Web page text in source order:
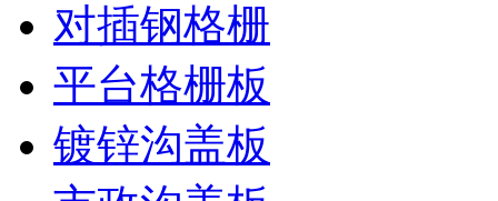
对插钢格栅
平台格栅板
镀锌沟盖板